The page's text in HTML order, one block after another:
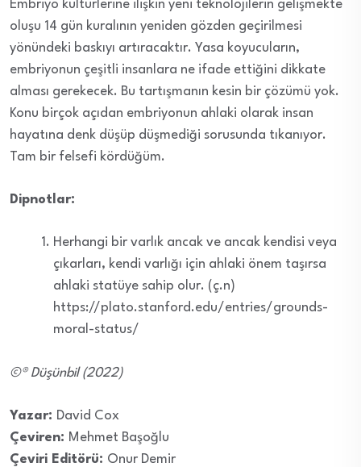
Embriyo kültürlerine ilişkin yeni teknolojilerin gelişmekte
oluşu 14 gün kuralının yeniden gözden geçirilmesi
yönündeki baskıyı artıracaktır. Yasa koyucuların,
embriyonun çeşitli insanlara ne ifade ettiğini dikkate
alması gerekecek. Bu tartışmanın kesin bir çözümü yok.
Konu birçok açıdan embriyonun ahlaki olarak insan
hayatına denk düşüp düşmediği sorusunda tıkanıyor.
Tam bir felsefi kördüğüm.
Dipnotlar:
Herhangi bir varlık ancak ve ancak kendisi veya
çıkarları, kendi varlığı için ahlaki önem taşırsa
ahlaki statüye sahip olur. (ç.n)
https://plato.stanford.edu/entries/grounds-
moral-status/
©® Düşünbil (2022)
Yazar: David Cox
Çeviren: Mehmet Başoğlu
Çeviri Editörü: Onur Demir